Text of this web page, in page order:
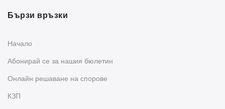
Бързи връзки
Начало
Абонирай се за нашия бюлетин
Oнлайн решаване на спорове
КЗП